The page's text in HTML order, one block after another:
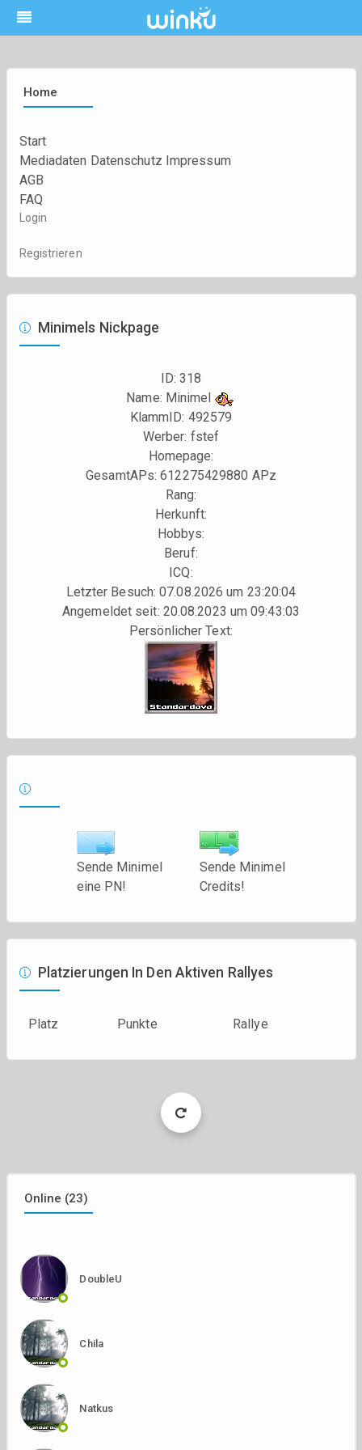
Home
Start
Mediadaten Datenschutz Impressum
AGB
FAQ
Login
Registrieren
Minimels Nickpage
ID: 318
Name: Minimel
KlammID: 492579
Werber: fstef
Homepage:
GesamtAPs: 612275429880 APz
Rang:
Herkunft:
Hobbys:
Beruf:
ICQ:
Letzter Besuch: 07.08.2026 um 23:20:04
Angemeldet seit: 20.08.2023 um 09:43:03
Persönlicher Text:
Sende Minimel
eine PN!
Sende Minimel
Credits!
Platzierungen In Den Aktiven Rallyes
Platz Punkte Rallye
Load
More
Online (23)
DoubleU
Chila
Natkus